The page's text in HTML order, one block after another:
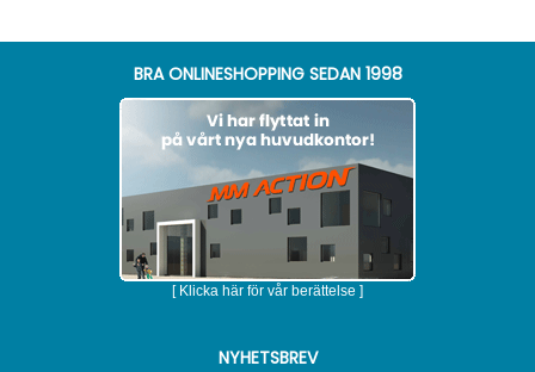
BRA ONLINESHOPPING SEDAN 1998
[ Klicka här för vår berättelse ]
NYHETSBREV